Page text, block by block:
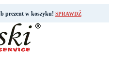
prezent w koszyku! SPRAWDŹ